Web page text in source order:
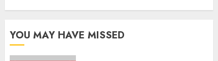
YOU MAY HAVE MISSED